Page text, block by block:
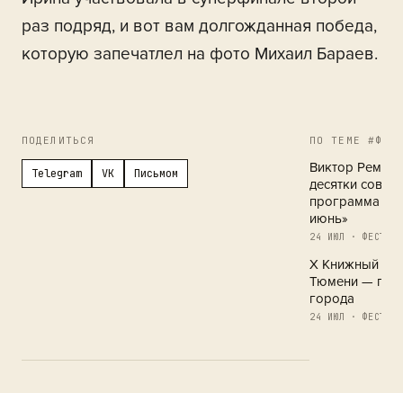
раз подряд, и вот вам долгожданная победа,
которую запечатлел на фото Михаил Бараев.
ПОДЕЛИТЬСЯ
Telegram VK Письмом
ПО ТЕМЕ
Виктор
десятки
программа
июнь»
24 ИЮЛ ·
X Книжный
Тюмени —
города
24 ИЮЛ ·